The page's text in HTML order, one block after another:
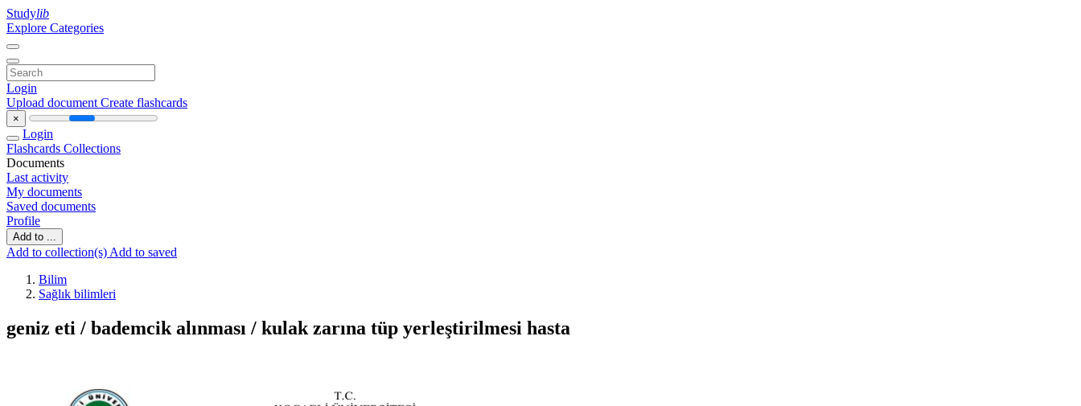
Studylib
Explore Categories
Login
Upload document Create flashcards
×
Login
Flashcards Collections
Documents
Last activity
My documents
Saved documents
Profile
Add to ...
Add to collection(s) Add to saved
Bilim
Sağlık bilimleri
geniz eti / bademcik alınması / kulak zarına tüp yerleştirilmesi hasta